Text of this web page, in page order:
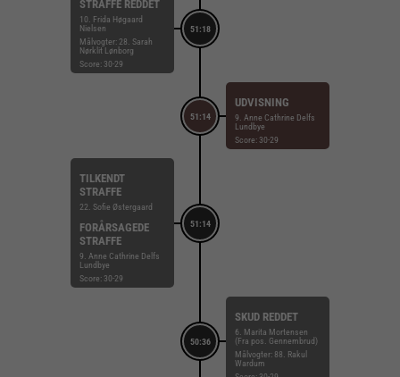
51:18
STRAFFE REDDET
10. Frida Høgaard
Nielsen
Målvogter: 28. Sarah
Nørklit Lønborg
Score: 30-29
51:14
UDVISNING
9. Anne Cathrine Delfs
Lundbye
Score: 30-29
51:14
TILKENDT
STRAFFE
22. Sofie Østergaard
FORÅRSAGEDE
STRAFFE
9. Anne Cathrine Delfs
Lundbye
Score: 30-29
50:36
SKUD REDDET
6. Marita Mortensen
(Fra pos. Gennembrud)
Målvogter: 88. Rakul
Wardum